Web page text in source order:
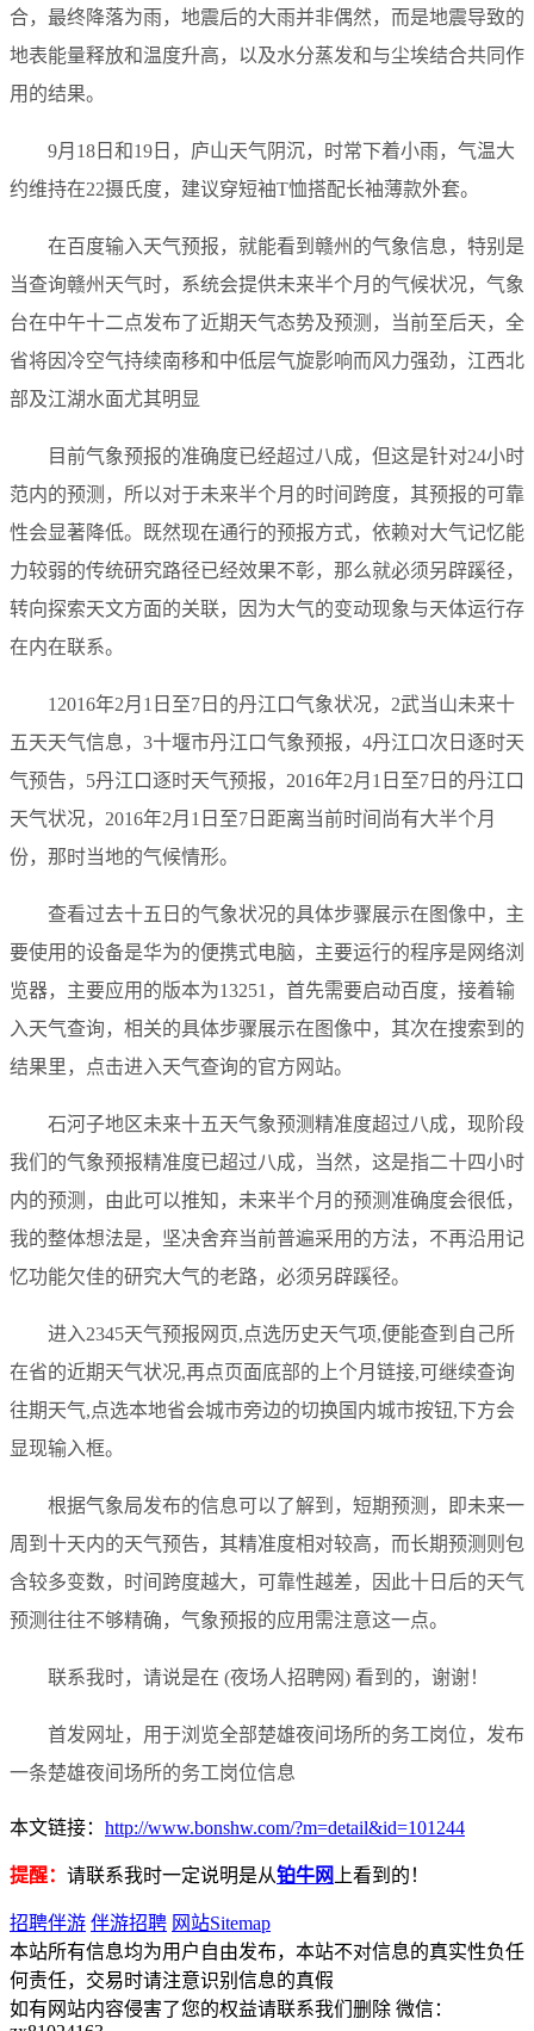
合，最终降落为雨，地震后的大雨并非偶然，而是地震导致的
地表能量释放和温度升高，以及水分蒸发和与尘埃结合共同作
用的结果。
9月18日和19日，庐山天气阴沉，时常下着小雨，气温大
约维持在22摄氏度，建议穿短袖T恤搭配长袖薄款外套。
在百度输入天气预报，就能看到赣州的气象信息，特别是
当查询赣州天气时，系统会提供未来半个月的气候状况，气象
台在中午十二点发布了近期天气态势及预测，当前至后天，全
省将因冷空气持续南移和中低层气旋影响而风力强劲，江西北
部及江湖水面尤其明显
目前气象预报的准确度已经超过八成，但这是针对24小时
范内的预测，所以对于未来半个月的时间跨度，其预报的可靠
性会显著降低。既然现在通行的预报方式，依赖对大气记忆能
力较弱的传统研究路径已经效果不彰，那么就必须另辟蹊径，
转向探索天文方面的关联，因为大气的变动现象与天体运行存
在内在联系。
12016年2月1日至7日的丹江口气象状况，2武当山未来十
五天天气信息，3十堰市丹江口气象预报，4丹江口次日逐时天
气预告，5丹江口逐时天气预报，2016年2月1日至7日的丹江口
天气状况，2016年2月1日至7日距离当前时间尚有大半个月
份，那时当地的气候情形。
查看过去十五日的气象状况的具体步骤展示在图像中，主
要使用的设备是华为的便携式电脑，主要运行的程序是网络浏
览器，主要应用的版本为13251，首先需要启动百度，接着输
入天气查询，相关的具体步骤展示在图像中，其次在搜索到的
结果里，点击进入天气查询的官方网站。
石河子地区未来十五天气象预测精准度超过八成，现阶段
我们的气象预报精准度已超过八成，当然，这是指二十四小时
内的预测，由此可以推知，未来半个月的预测准确度会很低，
我的整体想法是，坚决舍弃当前普遍采用的方法，不再沿用记
忆功能欠佳的研究大气的老路，必须另辟蹊径。
进入2345天气预报网页,点选历史天气项,便能查到自己所
在省的近期天气状况,再点页面底部的上个月链接,可继续查询
往期天气,点选本地省会城市旁边的切换国内城市按钮,下方会
显现输入框。
根据气象局发布的信息可以了解到，短期预测，即未来一
周到十天内的天气预告，其精准度相对较高，而长期预测则包
含较多变数，时间跨度越大，可靠性越差，因此十日后的天气
预测往往不够精确，气象预报的应用需注意这一点。
联系我时，请说是在 (夜场人招聘网) 看到的，谢谢！
首发网址，用于浏览全部楚雄夜间场所的务工岗位，发布
一条楚雄夜间场所的务工岗位信息
本文链接： http://www.bonshw.com/?m=detail&id=101244
提醒： 请联系我时一定说明是从铂牛网 上看到的！
招聘伴游 伴游招聘 网站Sitemap
本站所有信息均为用户自由发布，本站不对信息的真实性负任
何责任，交易时请注意识别信息的真假
如有网站内容侵害了您的权益请联系我们删除 微信：